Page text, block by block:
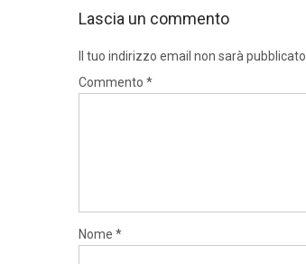
Lascia un commento
Il tuo indirizzo email non sarà pubblicato.
Commento *
Nome *